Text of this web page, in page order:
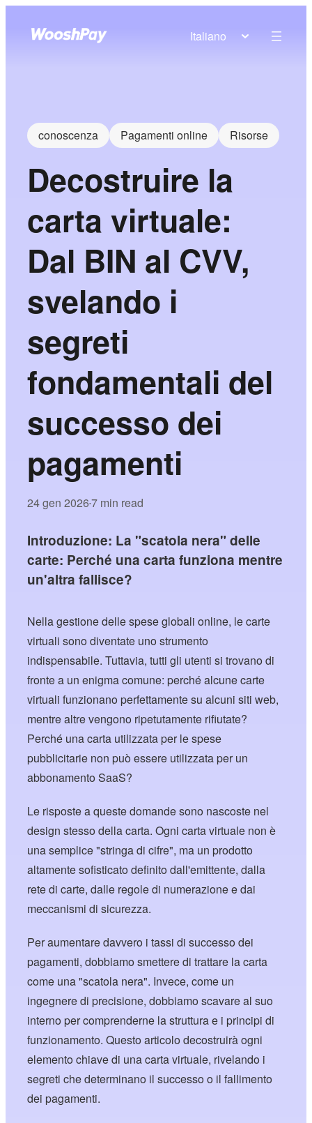
Italiano
conoscenza Pagamenti online Risorse
Decostruire la
carta virtuale:
Dal BIN al CVV,
svelando i
segreti
fondamentali del
successo dei
pagamenti
24 gen 2026•7 min read
Introduzione: La "scatola nera" delle
carte: Perché una carta funziona mentre
un'altra fallisce?
Nella gestione delle spese globali online, le carte
virtuali sono diventate uno strumento
indispensabile. Tuttavia, tutti gli utenti si trovano di
fronte a un enigma comune: perché alcune carte
virtuali funzionano perfettamente su alcuni siti web,
mentre altre vengono ripetutamente rifiutate?
Perché una carta utilizzata per le spese
pubblicitarie non può essere utilizzata per un
abbonamento SaaS?
Le risposte a queste domande sono nascoste nel
design stesso della carta. Ogni carta virtuale non è
una semplice "stringa di cifre", ma un prodotto
altamente sofisticato definito dall'emittente, dalla
rete di carte, dalle regole di numerazione e dai
meccanismi di sicurezza.
Per aumentare davvero i tassi di successo dei
pagamenti, dobbiamo smettere di trattare la carta
come una "scatola nera". Invece, come un
ingegnere di precisione, dobbiamo scavare al suo
interno per comprenderne la struttura e i principi di
funzionamento. Questo articolo decostruirà ogni
elemento chiave di una carta virtuale, rivelando i
segreti che determinano il successo o il fallimento
dei pagamenti.